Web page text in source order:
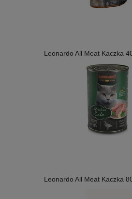
Leonardo All Meat Kaczka
Leonardo All Meat Kaczka